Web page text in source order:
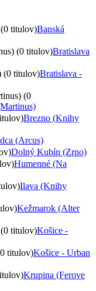
titulov)Banská
(0 titulov)Bratislava
(0 titulov)Bratislava -
(0
Brezno (Knihy
(Arcus)
Dolný Kubín (Zrno)
Humenné (Na
Ilava (Knihy
Kežmarok (Alter
titulov)Košice -
titulov)Košice - Urban
Krupina (Ferove